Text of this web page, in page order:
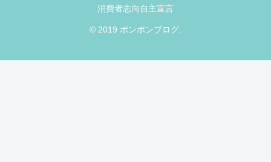
消費者志向自主宣言
© 2019 ポンポンブログ.